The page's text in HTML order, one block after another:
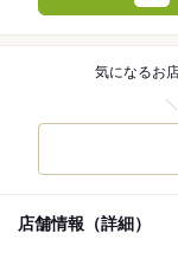
気になるお
店舗情報（詳細）